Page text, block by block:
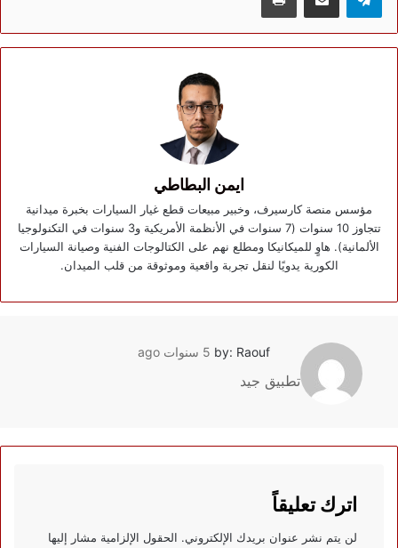
ايمن البطاطي
مؤسس منصة كارسيرف، وخبير مبيعات قطع غيار السيارات بخبرة ميدانية
تتجاوز 10 سنوات (7 سنوات في الأنظمة الأمريكية و3 سنوات في التكنولوجيا
الألمانية). هاوٍ للميكانيكا ومطلع نهم على الكتالوجات الفنية وصيانة السيارات
الكورية يدويًا لنقل تجربة واقعية وموثوقة من قلب الميدان.
by: Raouf 5 سنوات ago
تطبيق جيد
اترك تعليقاً
لن يتم نشر عنوان بريدك الإلكتروني. الحقول الإلزامية مشار إليها